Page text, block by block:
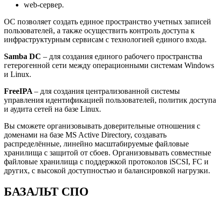
web-сервер.
ОС позволяет создать единое пространство учетных записей
пользователей, а также осуществить контроль доступа к
инфраструктурным сервисам с технологией единого входа.
Samba DC – для создания единого рабочего пространства
гетерогенной сети между операционными системам Windows
и Linux.
FreeIPA – для создания централизованной системы
управления идентификацией пользователей, политик доступа
и аудита сетей на базе Linux.
Вы сможете организовывать доверительные отношения с
доменами на базе MS Active Directory, создавать
распределённые, линейно масштабируемые файловые
хранилища с защитой от сбоев. Организовывать совместные
файловые хранилища с поддержкой протоколов iSCSI, FC и
других, с высокой доступностью и балансировкой нагрузки.
БАЗАЛЬТ СПО